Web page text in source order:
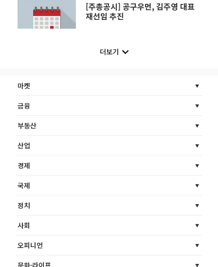
[주총공시] 공구우먼, 김주영 대표
재선임 추진
더보기
마켓
금융
부동산
산업
경제
국제
정치
사회
오피니언
문화·라이프